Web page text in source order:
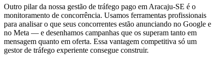
Outro pilar da nossa gestão de tráfego pago em Aracaju-SE é o
monitoramento de concorrência. Usamos ferramentas profissionais
para analisar o que seus concorrentes estão anunciando no Google e
no Meta — e desenhamos campanhas que os superam tanto em
mensagem quanto em oferta. Essa vantagem competitiva só um
gestor de tráfego experiente consegue construir.